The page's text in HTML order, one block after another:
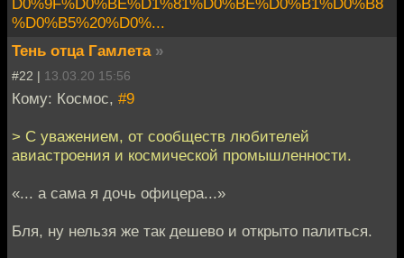
%D0%B5%20%D0%...
Тень отца Гамлета »
#22 | 13.03.20 15:56
Кому: Космос, #9
> С уважением, от сообществ любителей
авиастроения и космической промышленности.
«... а сама я дочь офицера...»
Бля, ну нельзя же так дешево и открыто палиться.